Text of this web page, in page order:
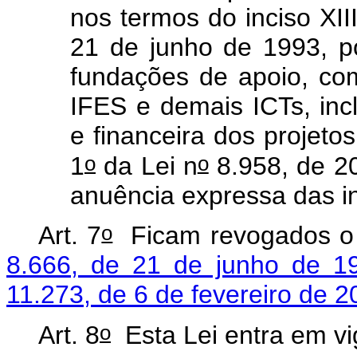
nos termos do inciso
21 de junho de 1993,
fundações de apoio,
IFES e demais ICTs,
e financeira dos
1o da Lei no8.958, de
anuência expressa das
Art. 7oFicam revogados
8.666, de 21 de junho de
11.273, de 6 de fevereiro de
Art. 8o Esta Lei entra em